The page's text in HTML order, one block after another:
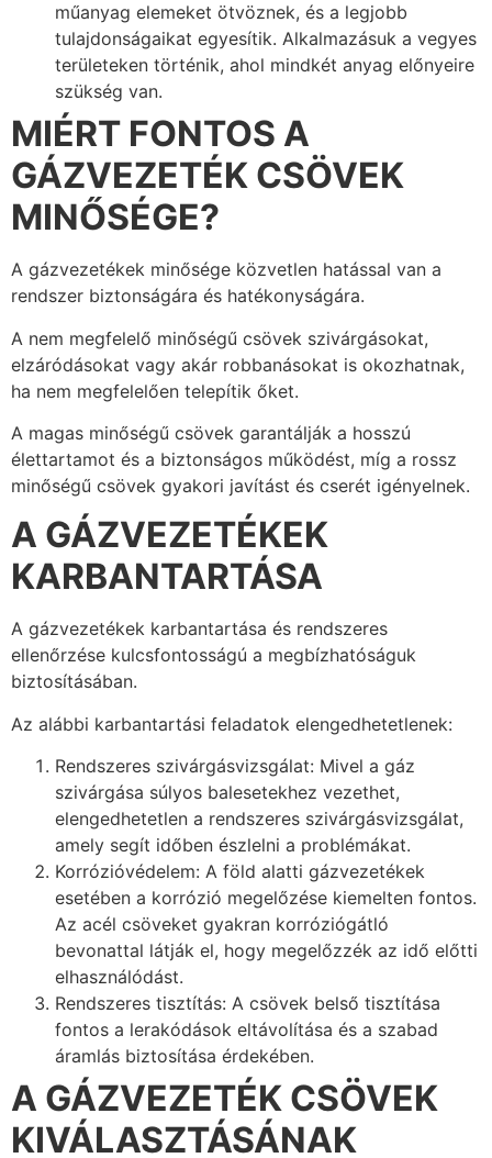
műanyag elemeket ötvöznek, és a legjobb
tulajdonságaikat egyesítik. Alkalmazásuk a vegyes
területeken történik, ahol mindkét anyag előnyeire
szükség van.
MIÉRT FONTOS A
GÁZVEZETÉK CSÖVEK
MINŐSÉGE?
A gázvezetékek minősége közvetlen hatással van a
rendszer biztonságára és hatékonyságára.
A nem megfelelő minőségű csövek szivárgásokat,
elzáródásokat vagy akár robbanásokat is okozhatnak,
ha nem megfelelően telepítik őket.
A magas minőségű csövek garantálják a hosszú
élettartamot és a biztonságos működést, míg a rossz
minőségű csövek gyakori javítást és cserét igényelnek.
A GÁZVEZETÉKEK
KARBANTARTÁSA
A gázvezetékek karbantartása és rendszeres
ellenőrzése kulcsfontosságú a megbízhatóságuk
biztosításában.
Az alábbi karbantartási feladatok elengedhetetlenek:
Rendszeres szivárgásvizsgálat: Mivel a gáz
szivárgása súlyos balesetekhez vezethet,
elengedhetetlen a rendszeres szivárgásvizsgálat,
amely segít időben észlelni a problémákat.
Korrózióvédelem: A föld alatti gázvezetékek
esetében a korrózió megelőzése kiemelten fontos.
Az acél csöveket gyakran korróziógátló
bevonattal látják el, hogy megelőzzék az idő előtti
elhasználódást.
Rendszeres tisztítás: A csövek belső tisztítása
fontos a lerakódások eltávolítása és a szabad
áramlás biztosítása érdekében.
A GÁZVEZETÉK CSÖVEK
KIVÁLASZTÁSÁNAK